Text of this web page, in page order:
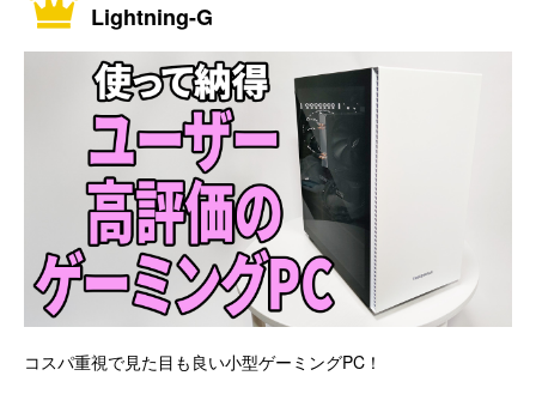
Lightning-G
コスパ重視で見た目も良い小型ゲーミングPC！